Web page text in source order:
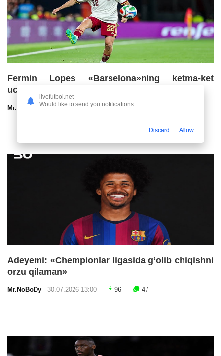
Fermin Lopes «Barselona»ning ketma-ket
uchinchi chempionlik imkoniyatlarini baholadi
Mr.NoBoDy 30.07.2026 13:00 96
Adeyemi: «Chempionlar ligasida g‘olib chiqishni
orzu qilaman»
Mr.NoBoDy 30.07.2026 13:00 96 47
livefutbol.net
Would like to send you notifications
Discard Allow